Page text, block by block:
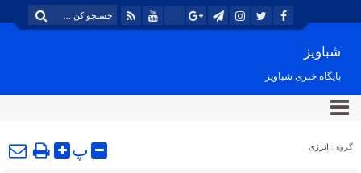
شباویز
پایگاه خبری شباویز
گروه : انرژی پ